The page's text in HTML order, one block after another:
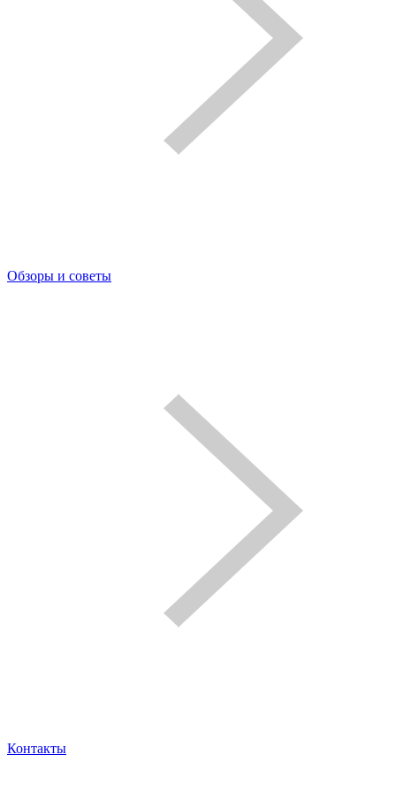
Обзоры и советы
Контакты